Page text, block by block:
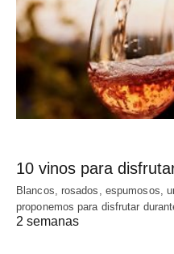
10 vinos para
Blancos, rosados, espumosos,
proponemos para disfrutar
2 semanas